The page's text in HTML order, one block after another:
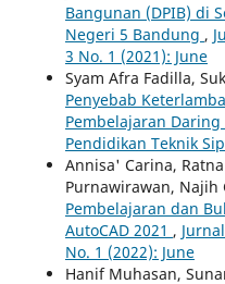
Bangunan (DPIB) di
Negeri 5 Bandung ,
3 No. 1 (2021): June
Syam Afra Fadilla,
Penyebab
Pembelajaran
Pendidikan Teknik
Annisa' Carina,
Purnawirawan, Najih
Pembelajaran dan
AutoCAD 2021 ,
No. 1 (2022): June
Hanif Muhasan,